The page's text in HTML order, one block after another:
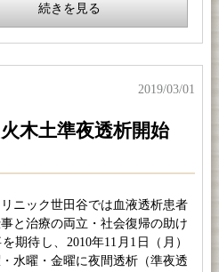
続きを見る
木土準夜透析開始
2019/03/01
ニック世田谷では血液透析患者
と治療の両立・社会復帰の助け
期待し、2010年11月1日（月）
水曜・金曜に夜間透析（準夜透